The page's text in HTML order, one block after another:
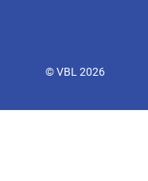
© VBL 2026